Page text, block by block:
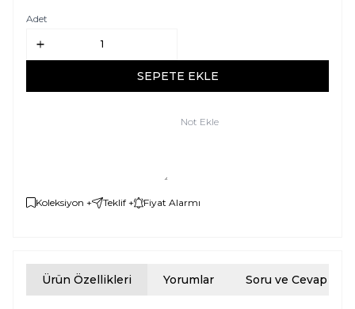
Adet
SEPETE EKLE
Not Ekle
Koleksiyon + Teklif + Fiyat Alarmı
Ürün Özellikleri Yorumlar Soru ve Cevap